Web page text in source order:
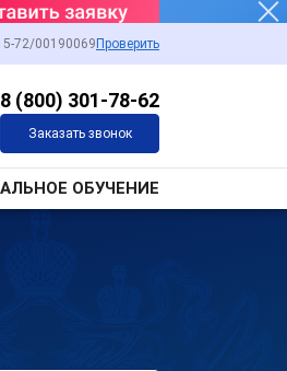
72/00190069 Проверить
8 (800) 301-78-62
Заказать звонок
ОБУЧЕНИЕ